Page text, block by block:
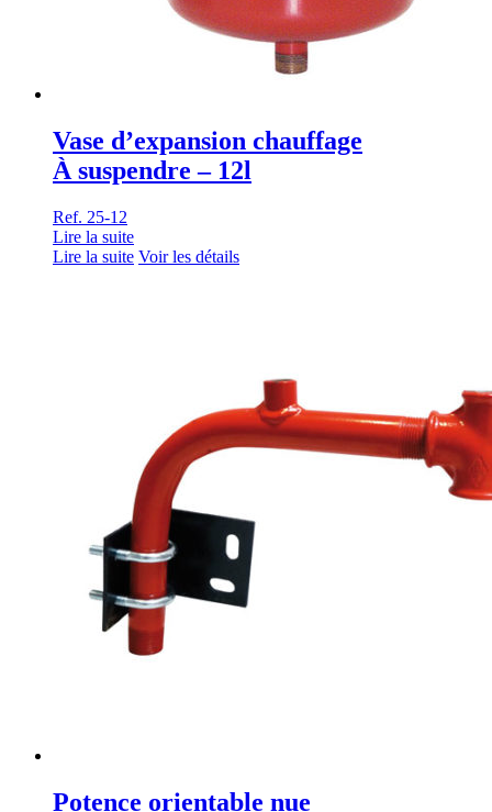
Vase d’expansion chauffage
À suspendre – 12l
Ref. 25-12
Lire la suite
Lire la suite Voir les détails
Potence orientable nue